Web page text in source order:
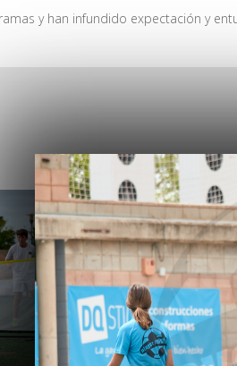
y han infundido expectación y